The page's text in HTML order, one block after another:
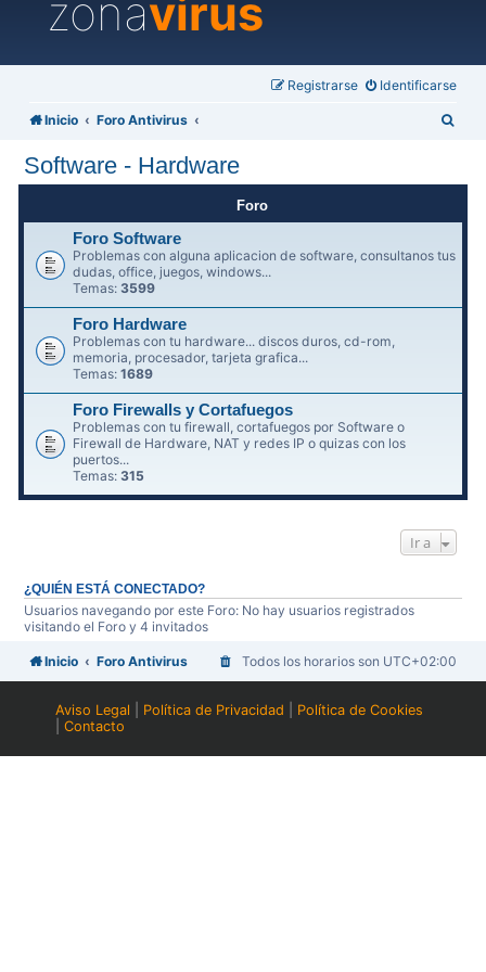
zonavirus
Identificarse
Registrarse
Inicio Foro Antivirus
Software - Hardware
Foro
Foro Software
Problemas con alguna aplicacion de software, consultanos tus
dudas, office, juegos, windows...
Temas: 3599
Foro Hardware
Problemas con tu hardware... discos duros, cd-rom,
memoria, procesador, tarjeta grafica...
Temas:1689
Foro Firewalls y Cortafuegos
Problemas con tu firewall, cortafuegos por Software o
Firewall de Hardware, NAT y redes IP o quizas con los
puertos...
Temas:315
Ir a
¿QUIÉN ESTÁ CONECTADO?
Usuarios navegando por este Foro: No hay usuarios registrados
visitando el Foro y 4 invitados
Inicio Foro Antivirus Todos los horarios son UTC+02:00
Aviso Legal Política de Privacidad
Política de Cookies
|Contacto